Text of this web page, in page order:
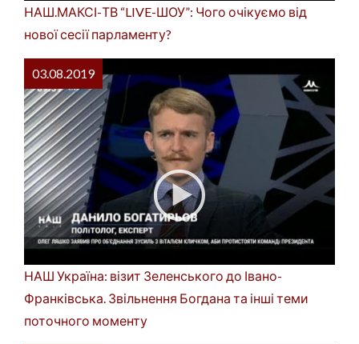
НАШ.МАКСІ-ТВ “LIVE-ШОУ”: Чого очікуємо від
нової сесії парламенту?
03.08.2019
НАШ Україна: візит Зеленського до Івано-
Франківська. Звільнення Богдана та інші теми
поточного моменту